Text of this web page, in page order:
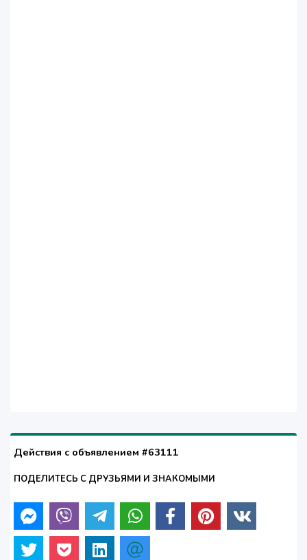
Действия с объявлением #63111
ПОДЕЛИТЕСЬ С ДРУЗЬЯМИ И ЗНАКОМЫМИ